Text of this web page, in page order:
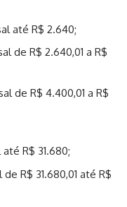
até R$ 2.640;
de R$ 2.640,01 a R$
de R$ 4.400,01 a R$
R$ 31.680;
R$ 31.680,01 até R$